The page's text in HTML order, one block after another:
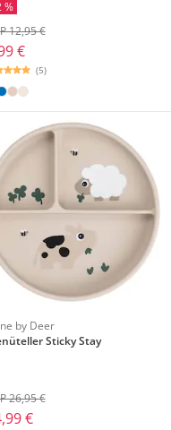
%
€
12,95 €
(5)
by Deer
Sticky Stay
€
26,95 €